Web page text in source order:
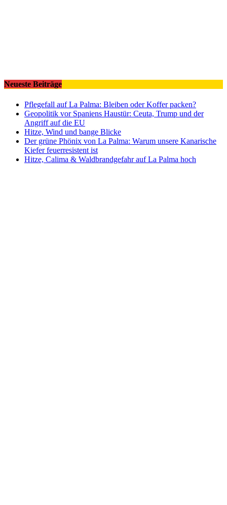
Neueste Beiträge
Pflegefall auf La Palma: Bleiben oder Koffer packen?
Geopolitik vor Spaniens Haustür: Ceuta, Trump und der
Angriff auf die EU
Hitze, Wind und bange Blicke
Der grüne Phönix von La Palma: Warum unsere Kanarische
Kiefer feuerresistent ist
Hitze, Calima & Waldbrandgefahr auf La Palma hoch